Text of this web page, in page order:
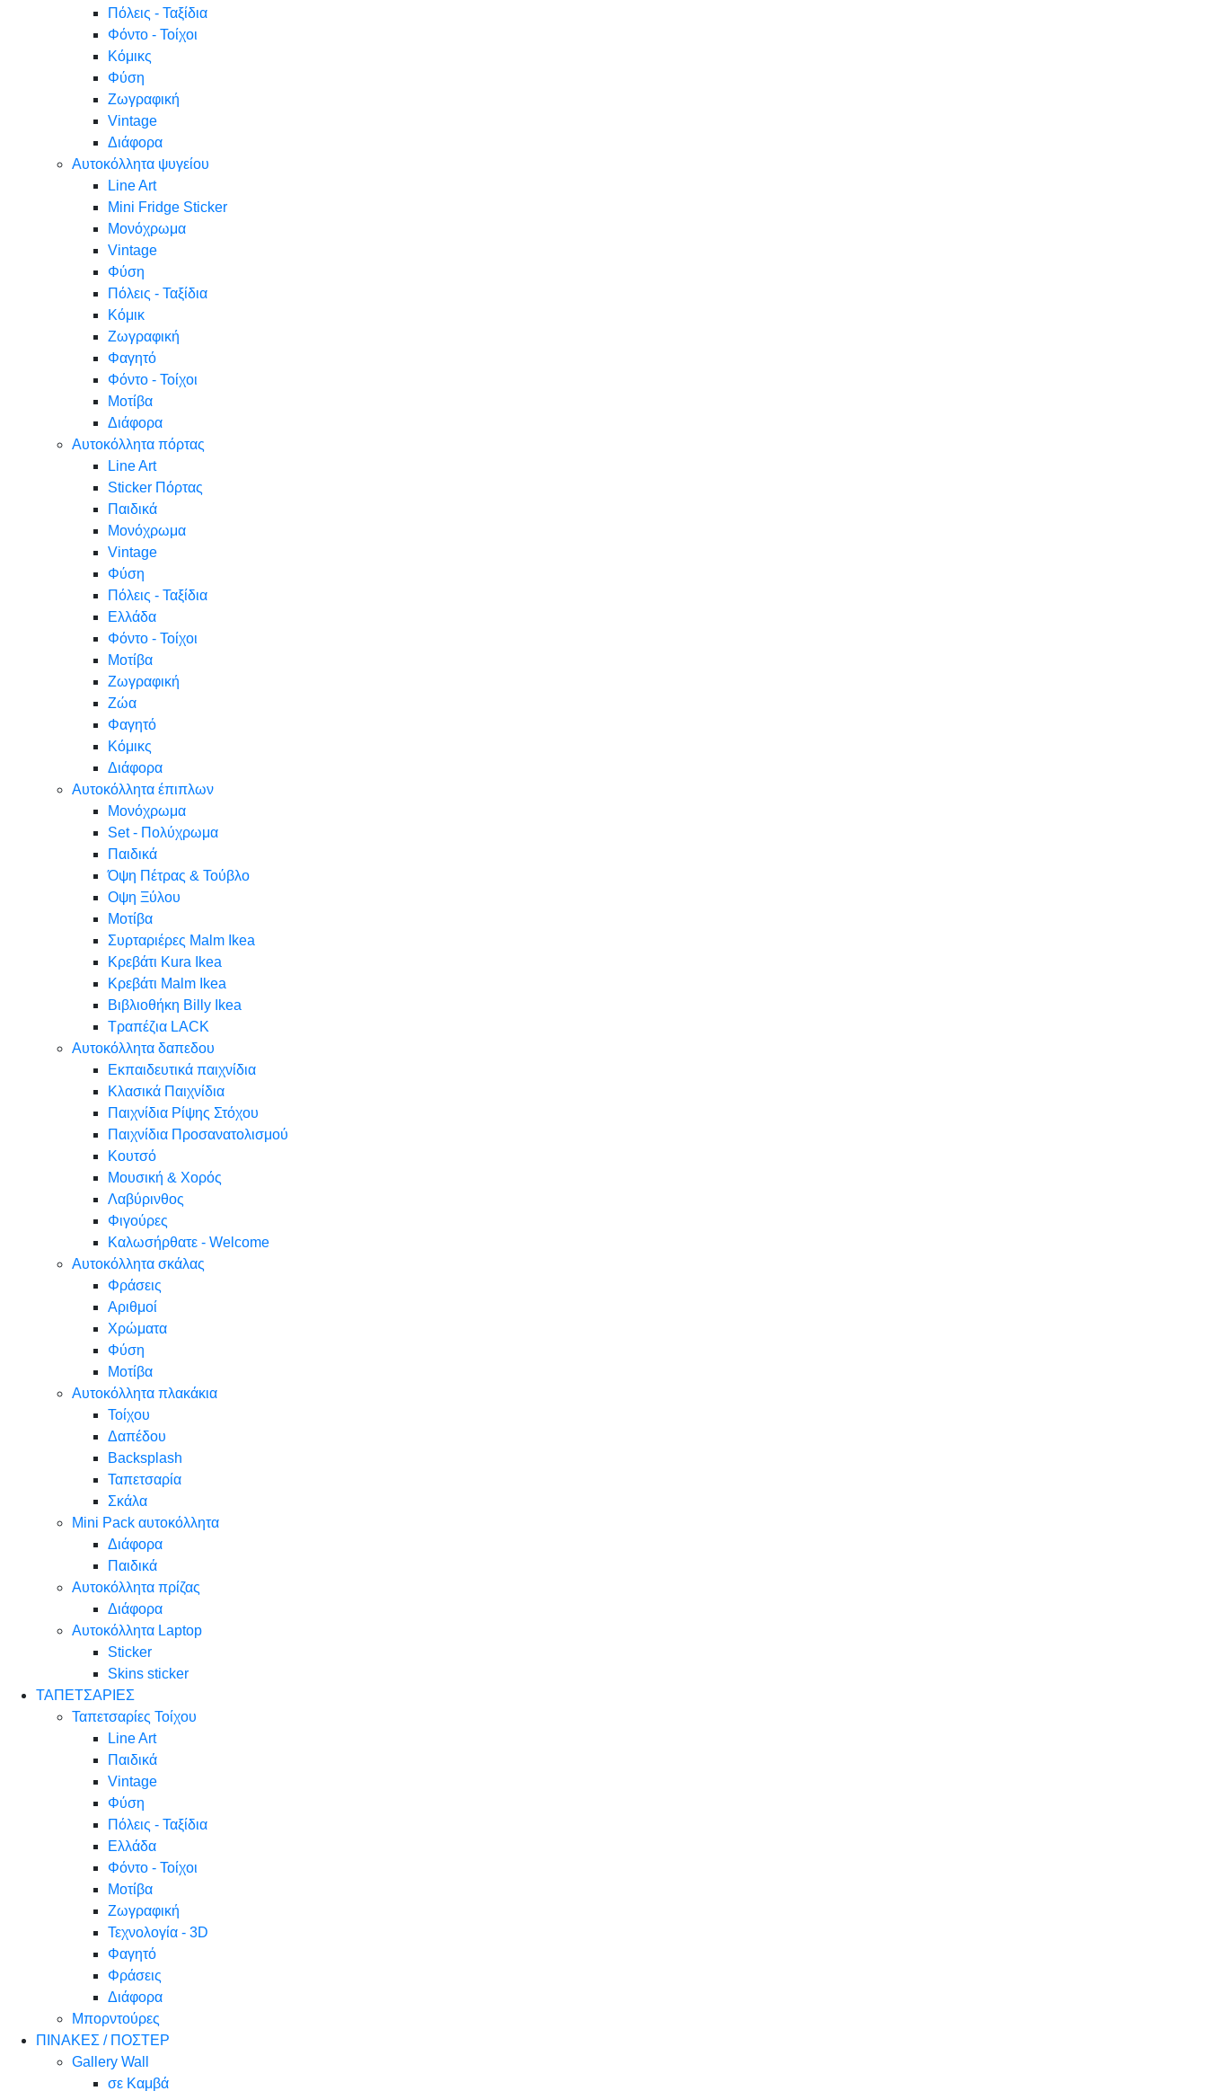
Πόλεις - Ταξίδια
Φόντο - Τοίχοι
Κόμικς
Φύση
Ζωγραφική
Vintage
Διάφορα
Αυτοκόλλητα ψυγείου
Line Art
Mini Fridge Sticker
Μονόχρωμα
Vintage
Φύση
Πόλεις - Ταξίδια
Κόμικ
Ζωγραφική
Φαγητό
Φόντο - Τοίχοι
Μοτίβα
Διάφορα
Αυτοκόλλητα πόρτας
Line Art
Sticker Πόρτας
Παιδικά
Μονόχρωμα
Vintage
Φύση
Πόλεις - Ταξίδια
Ελλάδα
Φόντο - Τοίχοι
Μοτίβα
Ζωγραφική
Ζώα
Φαγητό
Κόμικς
Διάφορα
Αυτοκόλλητα έπιπλων
Μονόχρωμα
Set - Πολύχρωμα
Παιδικά
Όψη Πέτρας & Τούβλο
Oψη Ξύλου
Μοτίβα
Συρταριέρες Malm Ikea
Κρεβάτι Kura Ikea
Κρεβάτι Malm Ikea
Βιβλιοθήκη Billy Ikea
Τραπέζια LACK
Αυτοκόλλητα δαπεδου
Εκπαιδευτικά παιχνίδια
Κλασικά Παιχνίδια
Παιχνίδια Ρίψης Στόχου
Παιχνίδια Προσανατολισμού
Κουτσό
Μουσική & Χορός
Λαβύρινθος
Φιγούρες
Καλωσήρθατε - Welcome
Αυτοκόλλητα σκάλας
Φράσεις
Αριθμοί
Χρώματα
Φύση
Μοτίβα
Αυτοκόλλητα πλακάκια
Τοίχου
Δαπέδου
Backsplash
Ταπετσαρία
Σκάλα
Mini Pack αυτοκόλλητα
Διάφορα
Παιδικά
Αυτοκόλλητα πρίζας
Διάφορα
Αυτοκόλλητα Laptop
Sticker
Skins sticker
ΤΑΠΕΤΣΑΡΙΕΣ
Ταπετσαρίες Τοίχου
Line Art
Παιδικά
Vintage
Φύση
Πόλεις - Ταξίδια
Ελλάδα
Φόντο - Τοίχοι
Μοτίβα
Ζωγραφική
Τεχνολογία - 3D
Φαγητό
Φράσεις
Διάφορα
Μπορντούρες
ΠΙΝΑΚΕΣ / ΠΟΣΤΕΡ
Gallery Wall
σε Καμβά